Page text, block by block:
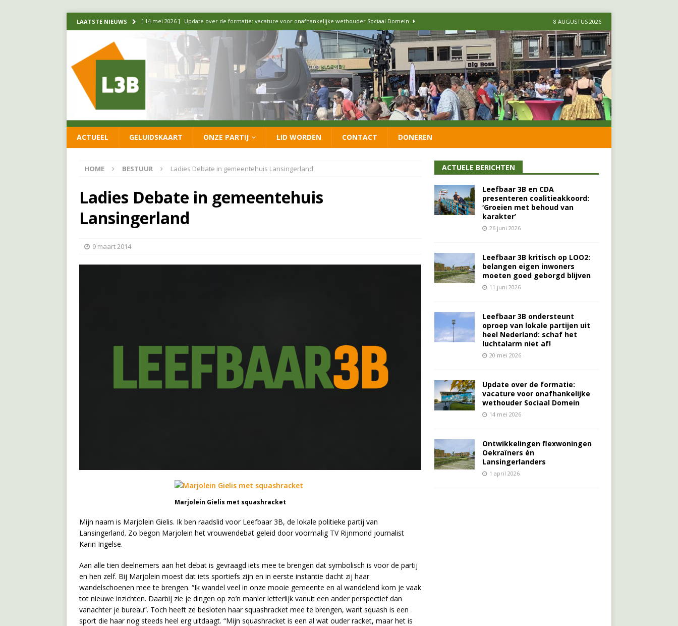
LAATSTE NIEUWS [ 14 mei 2026 ] Update over de formatie: vacature voor onafhankelijke wethouder Sociaal Domein
[ 1 april 2026 ] Ontwikkelingen flexwoningen Oekraïners én Lansingerlanders FRACTIE
[ 26 juni 2026 ] Leefbaar 3B en CDA presenteren coalitieakkoord: ‘Groeien met behoud van karakter’
Leefbaar 3B kritisch op LOO2: belangen eigen inwoners moeten goed geborgd blijven
[ 20 mei 2026 ] Leefbaar 3B ondersteunt oproep van lokale partijen uit heel Nederland: schaf het
8 AUGUSTUS 2026
ACTUEEL GELUIDSKAART ONZE PARTIJ LID WORDEN CONTACT DONEREN
HOME BESTUUR Ladies Debate in gemeentehuis Lansingerland
Ladies Debate in gemeentehuis
Lansingerland
9 maart 2014
Marjolein Gielis met squashracket
Mijn naam is Marjolein Gielis. Ik ben raadslid voor Leefbaar 3B, de lokale politieke partij van
Lansingerland. Zo begon Marjolein het vrouwendebat geleid door voormalig TV Rijnmond journalist
Karin Ingelse.
Aan alle tien deelnemers aan het debat is gevraagd iets mee te brengen dat symbolisch is voor de partij
en hen zelf. Bij Marjolein moest dat iets sportiefs zijn en in eerste instantie dacht zij haar
wandelschoenen mee te brengen. “Ik wandel veel in onze mooie gemeente en al wandelend kom je vaak
tot nieuwe inzichten. Daarbij zie je dingen op zo’n manier letterlijk vanuit een ander perspectief dan
vanachter je bureau”. Toch heeft ze besloten haar squashracket mee te brengen, want squash is een
sport die haar nog steeds heel erg uitdaagt. “Mijn squashracket is een al wat ouder racket, maar het is
ACTUELE BERICHTEN
Leefbaar 3B en CDA
presenteren coalitieakkoord:
‘Groeien met behoud van
karakter’
26 juni 2026
Leefbaar 3B kritisch op LOO2:
belangen eigen inwoners
moeten goed geborgd blijven
11 juni 2026
Leefbaar 3B ondersteunt
oproep van lokale partijen uit
heel Nederland: schaf het
luchtalarm niet af!
20 mei 2026
Update over de formatie:
vacature voor onafhankelijke
wethouder Sociaal Domein
14 mei 2026
Ontwikkelingen flexwoningen
Oekraïners én
Lansingerlanders
1 april 2026